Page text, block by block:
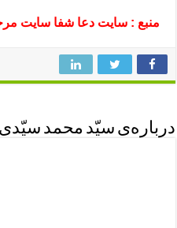
منبع : سایت دعا شفا سایت
درباره‌ی سیّد محمد سیّدی